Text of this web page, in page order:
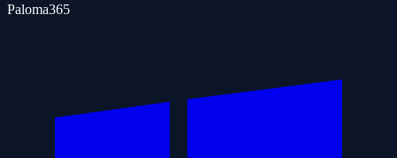
Paloma365